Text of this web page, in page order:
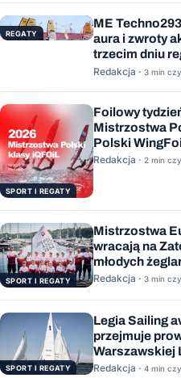
REGATY
ME
aura i zwroty
trzecim dniu
Redakcja · 3 min
SPORT I REGATY
Foilowy
Mistrzostwa
Polski
sierpnia
Redakcja · 2 min
SPORT I REGATY
Mistrzostwa
wracają na
młodych
Polski
Redakcja · 3 min
SPORT I REGATY
Legia Sailing
przejmuje
Warszawskiej
Redakcja · 4 min